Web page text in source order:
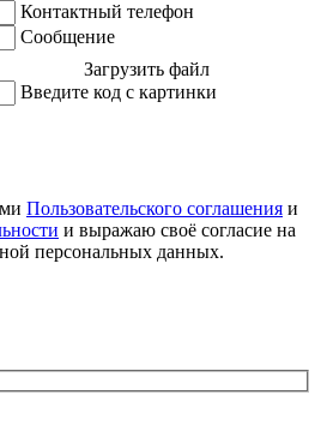
Контактный телефон
Сообщение
Загрузить файл
Введите код с картинки
Пользовательского соглашения и
и выражаю своё согласие на
персональных данных.